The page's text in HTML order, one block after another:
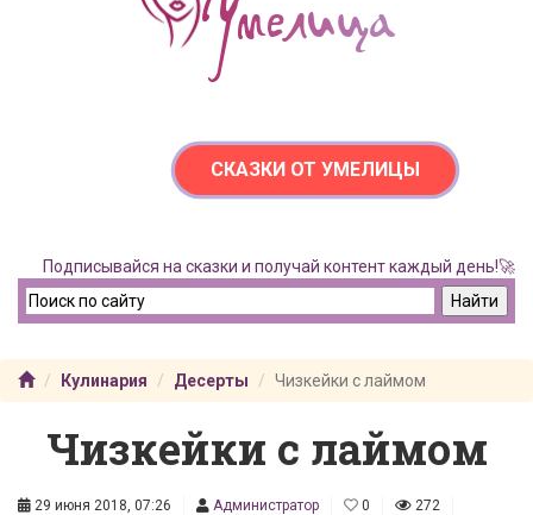
СКАЗКИ ОТ УМЕЛИЦЫ
Подписывайся на сказки и получай контент каждый день!🚀
Кулинария Десерты Чизкейки с лаймом
Чизкейки с лаймом
29 июня 2018, 07:26 Администратор 0
272